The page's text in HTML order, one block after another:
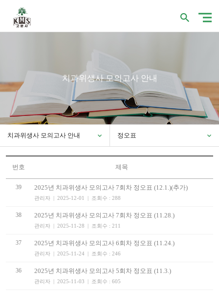
치과위생사 모의고사 안내
치과위생사 모의고사 안내 정오표
번호 제목
39 2025년 치과위생사 모의고사 7회차 정오표 (12.1.)(추가)
관리자 | 2025-12-01 | 조회수 : 288
38 2025년 치과위생사 모의고사 7회차 정오표 (11.28.)
관리자 | 2025-11-28 | 조회수 : 211
37 2025년 치과위생사 모의고사 6회차 정오표 (11.24.)
관리자 | 2025-11-24 | 조회수 : 246
36 2025년 치과위생사 모의고사 5회차 정오표 (11.3.)
관리자 | 2025-11-03 | 조회수 : 605